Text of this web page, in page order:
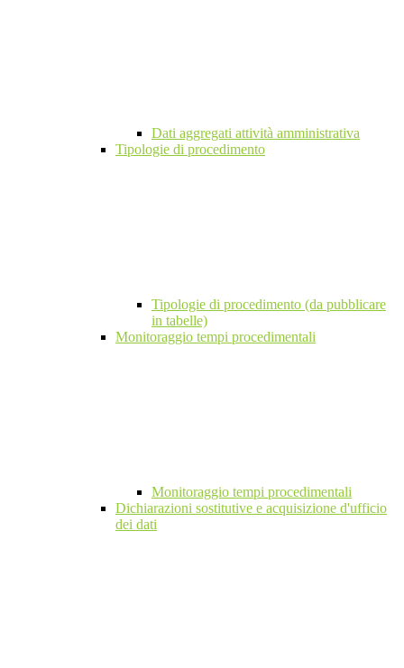
Dati aggregati attività amministrativa
Tipologie di procedimento
Tipologie di procedimento (da pubblicare
in tabelle)
Monitoraggio tempi procedimentali
Monitoraggio tempi procedimentali
Dichiarazioni sostitutive e acquisizione d'ufficio
dei dati